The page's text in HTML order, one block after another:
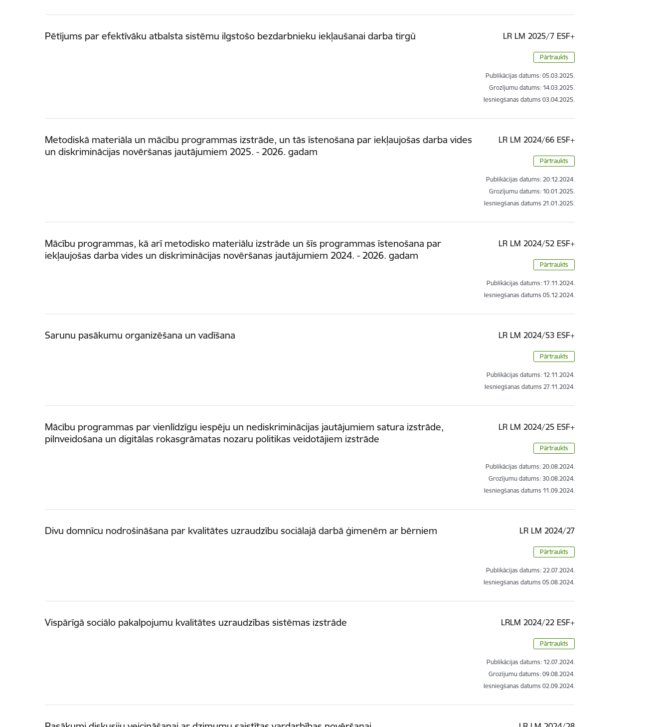
Pētījums par efektīvāku atbalsta sistēmu ilgstošo bezdarbnieku iekļaušanai darba tirgū LR LM 2025/7 ESF+
Pārtraukts
Publikācijas datums: 05.03.2025.
Grozījumu datums: 14.03.2025.
Iesniegšanas datums 03.04.2025.
Metodiskā materiāla un mācību programmas izstrāde, un tās īstenošana par iekļaujošas darba vides
un diskriminācijas novēršanas jautājumiem 2025. - 2026. gadam
LR LM 2024/66 ESF+
Pārtraukts
Publikācijas datums: 20.12.2024.
Grozījumu datums: 10.01.2025.
Iesniegšanas datums 21.01.2025.
Mācību programmas, kā arī metodisko materiālu izstrāde un šīs programmas īstenošana par
iekļaujošas darba vides un diskriminācijas novēršanas jautājumiem 2024. - 2026. gadam
LR LM 2024/52 ESF+
Pārtraukts
Publikācijas datums: 17.11.2024.
Iesniegšanas datums 05.12.2024.
Sarunu pasākumu organizēšana un vadīšana LR LM 2024/53 ESF+
Pārtraukts
Publikācijas datums: 12.11.2024.
Iesniegšanas datums 27.11.2024.
Mācību programmas par vienlīdzīgu iespēju un nediskriminācijas jautājumiem satura izstrāde,
pilnveidošana un digitālas rokasgrāmatas nozaru politikas veidotājiem izstrāde
LR LM 2024/25 ESF+
Pārtraukts
Publikācijas datums: 20.08.2024.
Grozījumu datums: 30.08.2024.
Iesniegšanas datums 11.09.2024.
Divu domnīcu nodrošināšana par kvalitātes uzraudzību sociālajā darbā ģimenēm ar bērniem LR LM 2024/27
Pārtraukts
Publikācijas datums: 22.07.2024.
Iesniegšanas datums 05.08.2024.
Vispārīgā sociālo pakalpojumu kvalitātes uzraudzības sistēmas izstrāde LRLM 2024/22 ESF+
Pārtraukts
Publikācijas datums: 12.07.2024.
Grozījumu datums: 09.08.2024.
Iesniegšanas datums 02.09.2024.